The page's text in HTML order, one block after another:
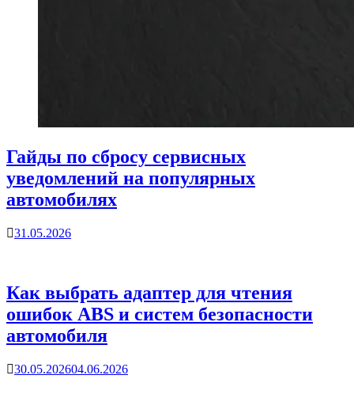
Гайды по сбросу сервисных
уведомлений на популярных
автомобилях
31.05.2026
Как выбрать адаптер для чтения
ошибок ABS и систем безопасности
автомобиля
30.05.202604.06.2026